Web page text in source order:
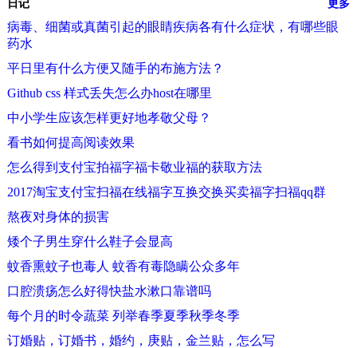
日记 更多
病毒、细菌或真菌引起的眼睛疾病各有什么症状，有哪些眼
药水
平日里有什么方便又随手的布施方法？
Github css 样式丢失怎么办host在哪里
中小学生应该怎样更好地孝敬父母？
看书如何提高阅读效果
怎么得到支付宝拍福字福卡敬业福的获取方法
2017淘宝支付宝扫福在线福字互换交换买卖福字扫福qq群
熬夜对身体的损害
矮个子男生穿什么鞋子会显高
蚊香熏蚊子也毒人 蚊香有毒隐瞒公众多年
口腔溃疡怎么好得快盐水漱口靠谱吗
每个月的时令蔬菜 列举春季夏季秋季冬季
订婚贴，订婚书，婚约，庚贴，金兰贴，怎么写